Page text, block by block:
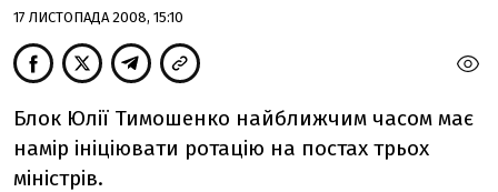
17 ЛИСТОПАДА 2008, 15:10
Блок Юлії Тимошенко найближчим часом має
намір ініціювати ротацію на постах трьох
міністрів.